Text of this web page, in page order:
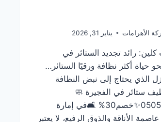
الأهرامات يناير 31, 2026
كلين: رائد تجديد الستائر في
حياة أكثر نظافة ورقيًا الستائر…
الذي يحتاج إلى نبض النظافة
ستائر في الفجيرة 🧼
0505833299✨خصم30% 🛋️في إمارة
الأناقة والذوق الرفيع، لا يعتبر